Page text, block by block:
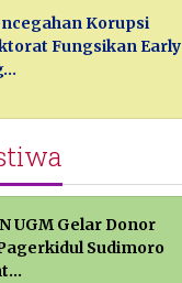
Korupsi
Fungsikan Early
UGM Gelar Donor
Sudimoro